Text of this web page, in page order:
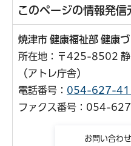
このページの情報発信
焼津市 健康福祉部 健康
所在地：〒425-8502 静
（アトレ庁舎）
電話番号： 054-627-
ファクス番号：054-